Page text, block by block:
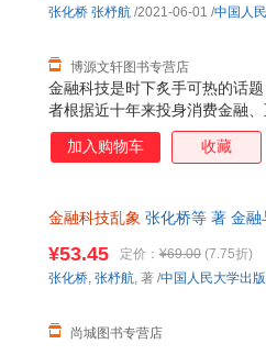
金融科技是时下炙手可热的话
者根据近十年来投身消费金融
刻分析了当前金融科技产业变
际化的广阔视野对比本土与国
博源文轩图书专营店
张化桥 张杼航 /2021-06-01 /中国人
加入购物车 收藏
金融科技乱象 张化桥等 著 金
¥53.45 定价： ¥69.00 (7.75折)
尚城图书专营店
张化桥, 张杼航, 著 /中国人民大学出